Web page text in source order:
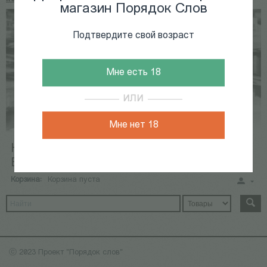
магазин Порядок Слов
Подтвердите свой возраст
Мне есть 18
ИЛИ
Мне нет 18
КНИГИ
ВИДЕОАРХИВ
Корзина: Корзина пуста
ⓒ 2023 Проект "Порядок слов"